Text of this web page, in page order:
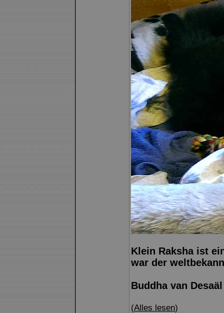
Klein Raksha ist
war der
Buddha van Desaäl
(Alles lesen)